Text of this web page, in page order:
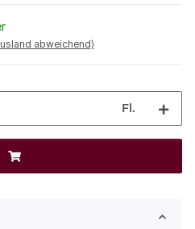
abweichend)
Fl.